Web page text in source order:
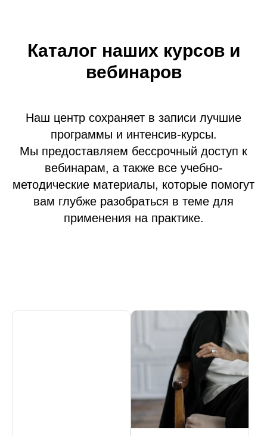
Каталог наших курсов и
вебинаров
Наш центр сохраняет в записи лучшие
программы и интенсив-курсы.
Мы предоставляем бессрочный доступ к
вебинарам, а также все учебно-
методические материалы, которые помогут
вам глубже разобраться в теме для
применения на практике.